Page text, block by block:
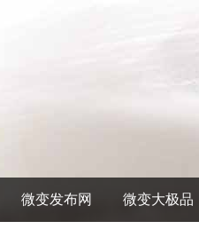
微变发布网 微变大极品